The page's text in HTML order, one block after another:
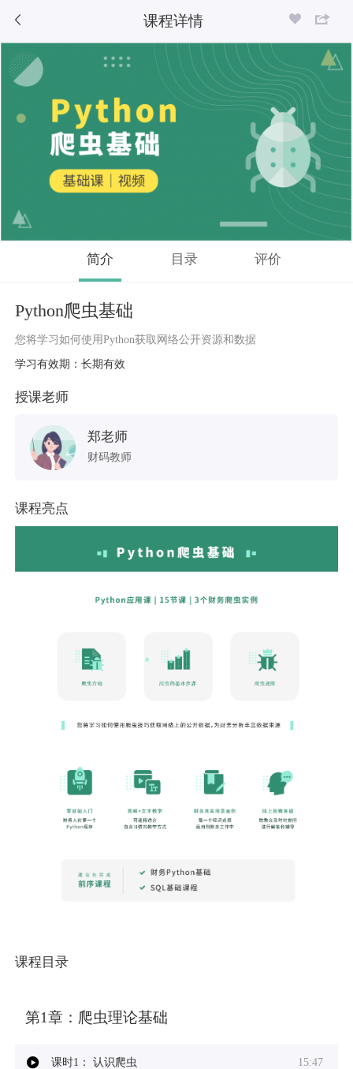
课程详情
简介 目录 评价
Python爬虫基础
您将学习如何使用Python获取网络公开资源和数据
学习有效期：长期有效
授课老师
郑老师
财码教师
课程亮点
课程目录
第1章： 爬虫理论基础
课时1： 认识爬虫 15:47